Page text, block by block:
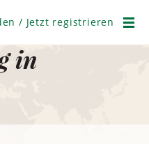
/ Jetzt registrieren
in